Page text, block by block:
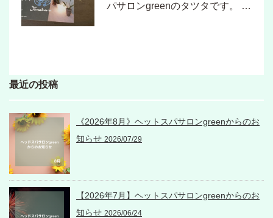
パサロンgreenのタツタです。 …
最近の投稿
《2026年8月》ヘットスパサロンgreenからのお
知らせ 2026/07/29
【2026年7月】ヘットスパサロンgreenからのお
知らせ 2026/06/24